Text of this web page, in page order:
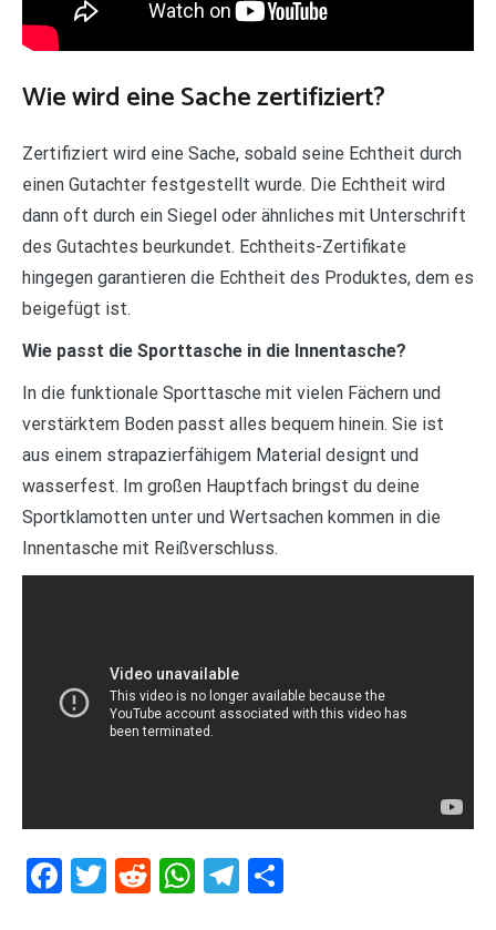
Wie wird eine Sache zertifiziert?
Zertifiziert wird eine Sache, sobald seine Echtheit durch
einen Gutachter festgestellt wurde. Die Echtheit wird
dann oft durch ein Siegel oder ähnliches mit Unterschrift
des Gutachtes beurkundet. Echtheits-Zertifikate
hingegen garantieren die Echtheit des Produktes, dem es
beigefügt ist.
Wie passt die Sporttasche in die Innentasche?
In die funktionale Sporttasche mit vielen Fächern und
verstärktem Boden passt alles bequem hinein. Sie ist
aus einem strapazierfähigem Material designt und
wasserfest. Im großen Hauptfach bringst du deine
Sportklamotten unter und Wertsachen kommen in die
Innentasche mit Reißverschluss.
Facebook
Twitter
RedditWhatsApp
Telegram